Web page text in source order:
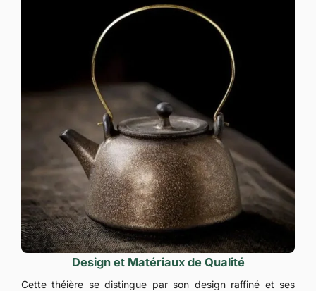
Design et Matériaux de Qualité
Cette théière se distingue par son design raffiné et ses